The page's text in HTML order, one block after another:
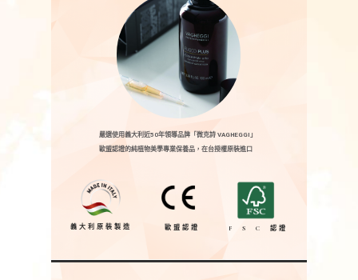
義大利原裝製造 歐盟認證 F S C 認證
嚴選使用義大利近50年領導品牌「微克詩 VAGHEGGI」
歐盟認證的純植物美學專業保養品，在台授權原裝進口